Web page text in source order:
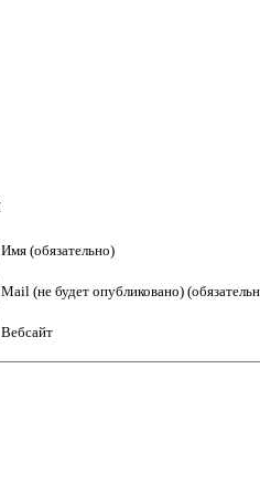
Имя (обязательно)
Mail (не будет опубликовано)
Вебсайт